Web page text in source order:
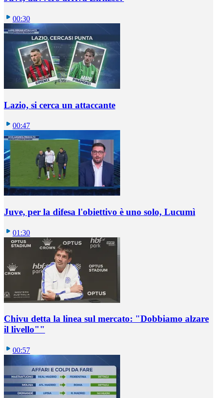
00:30
Lazio, si cerca un attaccante
00:47
Juve, per la difesa l'obiettivo è uno solo, Lucumì
01:30
Chivu detta la linea sul mercato: "Dobbiamo alzare
il livello""
00:57